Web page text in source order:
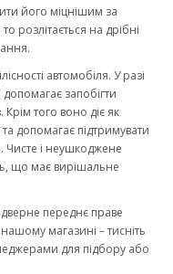
його міцнішим за
розлітається на дрібні
автомобіля. У разі
запобігти
того воно діє як
допомагає підтримувати
Чисте і неушкоджене
що має вирішальне
переднє праве
магазині – тисніть
для підбору або